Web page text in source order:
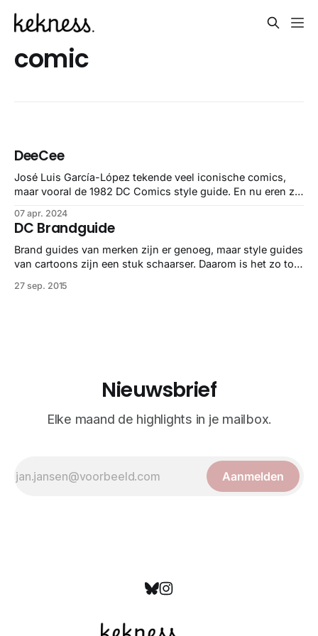
comic
DeeCee
José Luis García-López tekende veel iconische comics,
maar vooral de 1982 DC Comics style guide. En nu eren ze
07 apr. 2024
DC Brandguide
Brand guides van merken zijn er genoeg, maar style guides
van cartoons zijn een stuk schaarser. Daarom is het zo tof
opgegraven. Uit 1982, als een gids voor marketing en
27 sep. 2015
Nieuwsbrief
Elke maand de highlights in je mailbox.
Aanmelden